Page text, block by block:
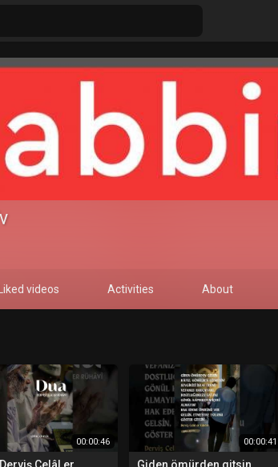
Liked videos Activities About
00:00:46 00:00:41